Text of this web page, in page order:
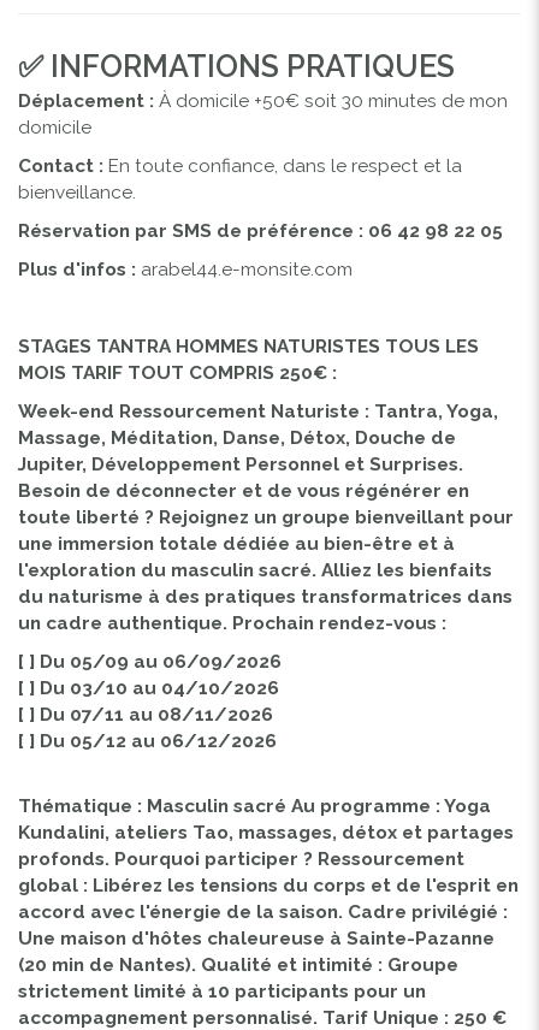
✅ INFORMATIONS PRATIQUES
Déplacement : À domicile +50€ soit 30 minutes de mon
domicile
Contact : En toute confiance, dans le respect et la
bienveillance.
Réservation par SMS de préférence : 06 42 98 22 05
Plus d'infos : arabel44.e-monsite.com
STAGES TANTRA HOMMES NATURISTES TOUS LES
MOIS TARIF TOUT COMPRIS 250€ :
Week-end Ressourcement Naturiste : Tantra, Yoga,
Massage, Méditation, Danse, Détox, Douche de
Jupiter, Développement Personnel et Surprises.
Besoin de déconnecter et de vous régénérer en
toute liberté ? Rejoignez un groupe bienveillant pour
une immersion totale dédiée au bien-être et à
l'exploration du masculin sacré. Alliez les bienfaits
du naturisme à des pratiques transformatrices dans
un cadre authentique. Prochain rendez-vous :
[ ] Du 05/09 au 06/09/2026
[ ] Du 03/10 au 04/10/2026
[ ] Du 07/11 au 08/11/2026
[ ] Du 05/12 au 06/12/2026
Thématique : Masculin sacré Au programme : Yoga
Kundalini, ateliers Tao, massages, détox et partages
profonds. Pourquoi participer ? Ressourcement
global : Libérez les tensions du corps et de l'esprit en
accord avec l'énergie de la saison. Cadre privilégié :
Une maison d'hôtes chaleureuse à Sainte-Pazanne
(20 min de Nantes). Qualité et intimité : Groupe
strictement limité à 10 participants pour un
accompagnement personnalisé. Tarif Unique : 250 €